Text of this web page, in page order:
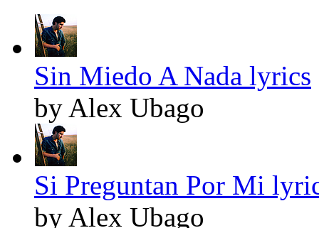
Sin Miedo A Nada lyrics
by Alex Ubago
Si Preguntan Por Mi
by Alex Ubago